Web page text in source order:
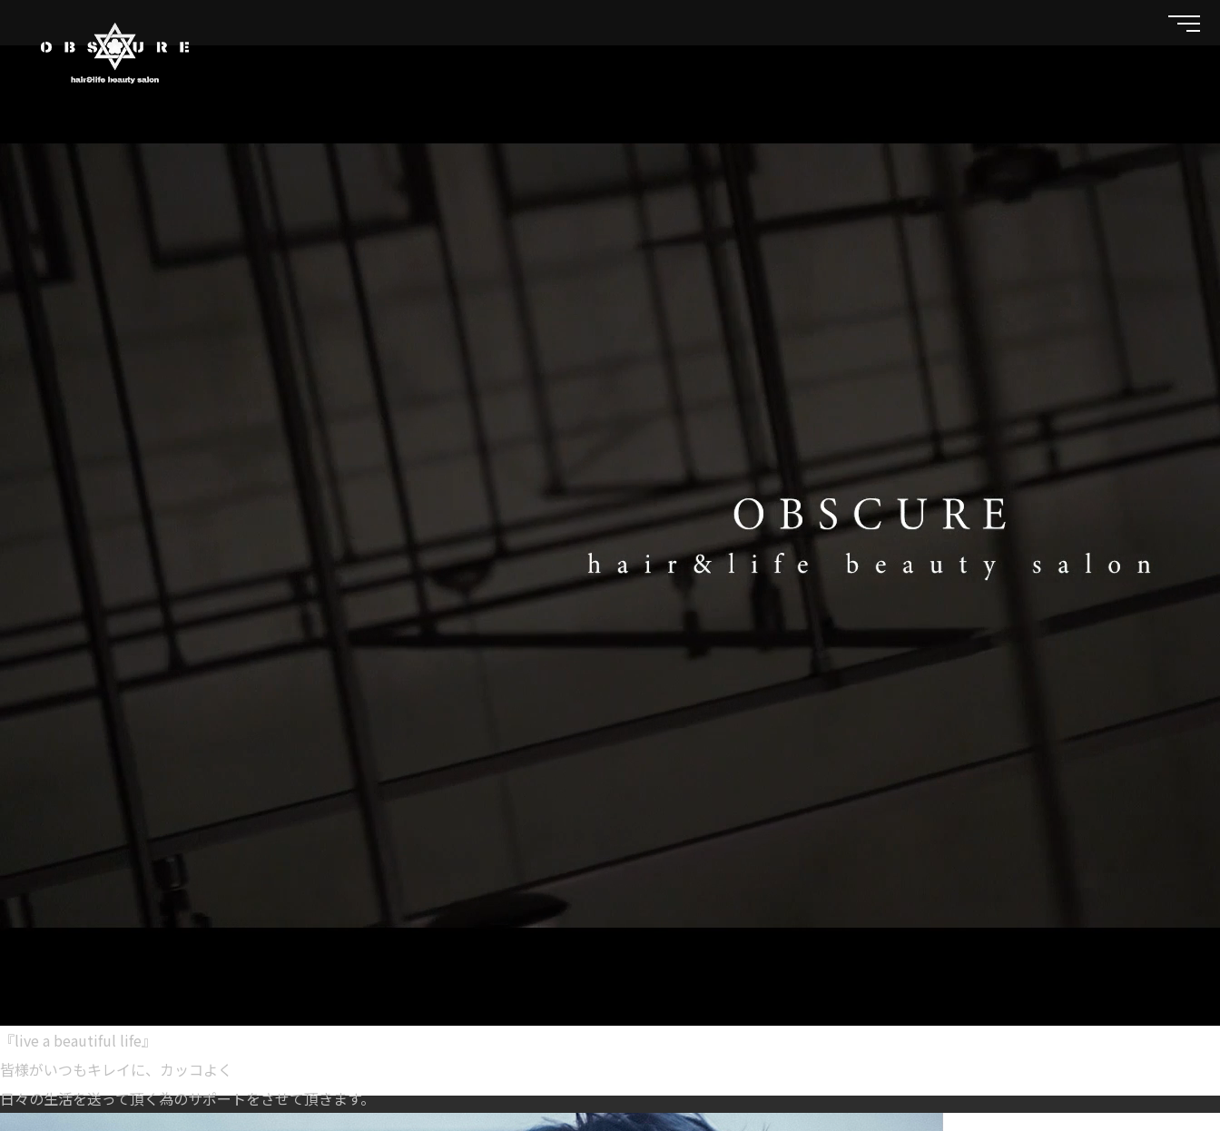
『live a beautiful life』
皆様がいつもキレイに、カッコよく
日々の生活を送って頂く為のサポートをさせて頂きます。